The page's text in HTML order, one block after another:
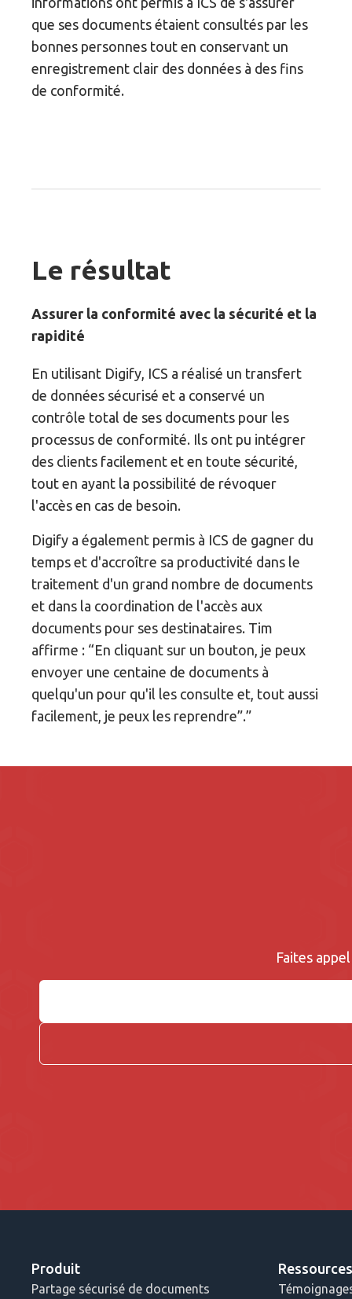
que ses documents étaient consultés par les
bonnes personnes tout en conservant un
enregistrement clair des données à des fins
de conformité.
Le résultat
Assurer la conformité avec la sécurité et la
rapidité
En utilisant Digify, ICS a réalisé un transfert
de données sécurisé et a conservé un
contrôle total de ses documents pour les
processus de conformité. Ils ont pu intégrer
des clients facilement et en toute sécurité,
tout en ayant la possibilité de révoquer
l'accès en cas de besoin.
Digify a également permis à ICS de gagner du
temps et d'accroître sa productivité dans le
traitement d'un grand nombre de documents
et dans la coordination de l'accès aux
documents pour ses destinataires. Tim
affirme : “En cliquant sur un bouton, je peux
envoyer une centaine de documents à
quelqu'un pour qu'il les consulte et, tout aussi
facilement, je peux les reprendre”.”
Faites
Produit
Partage sécurisé de documents
Ressources